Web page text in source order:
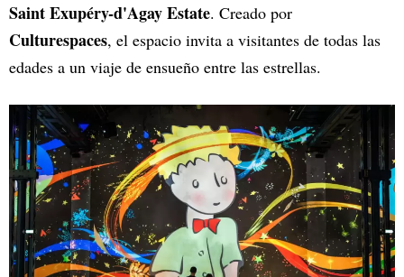
Saint Exupéry-d'Agay Estate. Creado por
Culturespaces, el espacio invita a visitantes de todas las
edades a un viaje de ensueño entre las estrellas.